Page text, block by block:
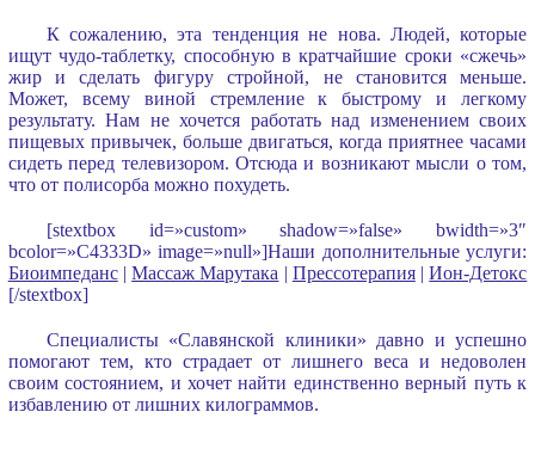
К сожалению, эта тенденция не нова. Людей, которые
ищут чудо-таблетку, способную в кратчайшие сроки «сжечь»
жир и сделать фигуру стройной, не становится меньше.
Может, всему виной стремление к быстрому и легкому
результату. Нам не хочется работать над изменением своих
пищевых привычек, больше двигаться, когда приятнее часами
сидеть перед телевизором. Отсюда и возникают мысли о том,
что от полисорба можно похудеть.
[stextbox id=»custom» shadow=»false» bwidth=»3″
bcolor=»C4333D» image=»null»]Наши дополнительные услуги:
Биоимпеданс|Массаж Марутака | Прессотерапия|Ион-Детокс
[/stextbox]
Специалисты «Славянской клиники» давно и успешно
помогают тем, кто страдает от лишнего веса и недоволен
своим состоянием, и хочет найти единственно верный путь к
избавлению от лишних килограммов.